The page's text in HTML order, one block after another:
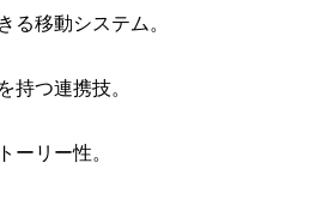
る移動システム。
持つ連携技。
ーリー性。